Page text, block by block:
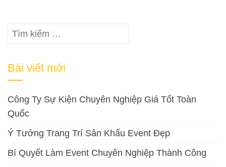
Tìm
Bài viết mới
Công Ty Sự Kiện Chuyên Nghiệp Giá Tốt Toàn
Quốc
Ý Tưởng Trang Trí Sân Khấu Event Đẹp
Bí Quyết Làm Event Chuyên Nghiệp Thành Công